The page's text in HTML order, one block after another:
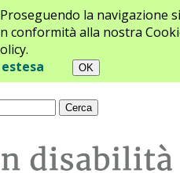
la navigazione si
conformità alla nostra
Contatti